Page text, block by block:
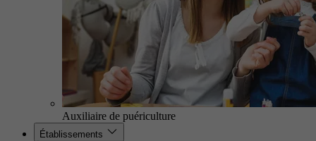
Auxiliaire de puériculture
Établissements